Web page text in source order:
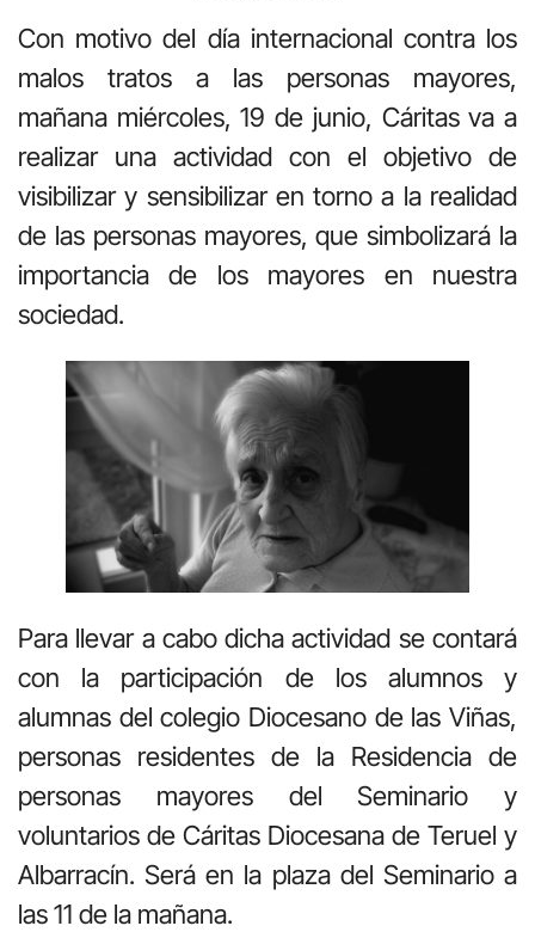
Con motivo del día internacional contra los
malos tratos a las personas mayores,
mañana miércoles, 19 de junio, Cáritas va a
realizar una actividad con el objetivo de
visibilizar y sensibilizar en torno a la realidad
de las personas mayores, que simbolizará la
importancia de los mayores en nuestra
sociedad.
Para llevar a cabo dicha actividad se contará
con la participación de los alumnos y
alumnas del colegio Diocesano de las Viñas,
personas residentes de la Residencia de
personas mayores del Seminario y
voluntarios de Cáritas Diocesana de Teruel y
Albarracín. Será en la plaza del Seminario a
las 11 de la mañana.